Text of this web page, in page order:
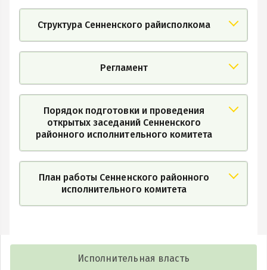
Структура Сенненского райисполкома
Регламент
Порядок подготовки и проведения
открытых заседаний Сенненского
районного исполнительного комитета
План работы Сенненского районного
исполнительного комитета
Исполнительная власть